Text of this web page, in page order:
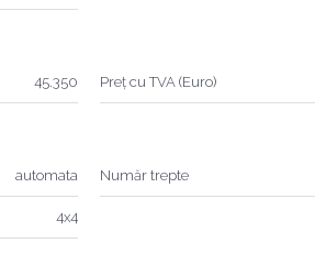
45.350 Preț cu TVA (Euro)
automata
4x4
Număr trepte